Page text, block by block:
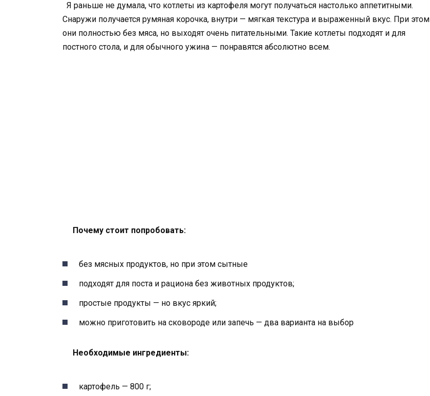
Я раньше не думала, что котлеты из картофеля могут получаться настолько аппетитными.
Снаружи получается румяная корочка, внутри — мягкая текстура и выраженный вкус. При этом
они полностью без мяса, но выходят очень питательными. Такие котлеты подходят и для
постного стола, и для обычного ужина — понравятся абсолютно всем.
Почему стоит попробовать:
без мясных продуктов, но при этом сытные
подходят для поста и рациона без животных продуктов;
простые продукты — но вкус яркий;
можно приготовить на сковороде или запечь — два варианта на выбор
Необходимые ингредиенты:
картофель — 800 г;